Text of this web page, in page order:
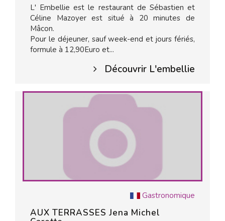
L' Embellie est le restaurant de Sébastien et
Céline Mazoyer est situé à 20 minutes de
Mâcon.
Pour le déjeuner, sauf week-end et jours fériés,
formule à 12,90Euro et...
Découvrir L'embellie
Gastronomique
AUX TERRASSES Jena Michel